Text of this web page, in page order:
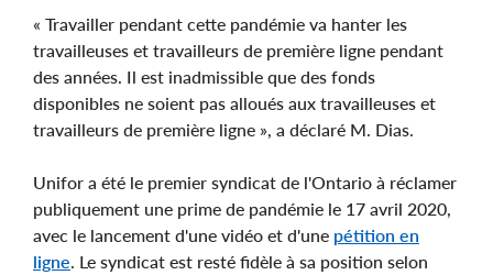
« Travailler pendant cette pandémie va hanter les
travailleuses et travailleurs de première ligne pendant
des années. Il est inadmissible que des fonds
disponibles ne soient pas alloués aux travailleuses et
travailleurs de première ligne », a déclaré M. Dias.
Unifor a été le premier syndicat de l'Ontario à réclamer
publiquement une prime de pandémie le 17 avril 2020,
avec le lancement d'une vidéo et d'une pétition en
ligne . Le syndicat est resté fidèle à sa position selon